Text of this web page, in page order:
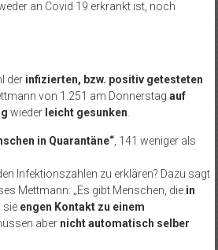
an Covid 19 erkrankt ist, noch
der infizierten, bzw. positiv getesteten
von 1.251 am Donnerstag auf
wiederleicht gesunken
in Quarantäne“, 141 weniger als
Infektionszahlen zu erklären? Dazu sagt
Mettmann: „Es gibt Menschen, die in
sie engen Kontakt zu einem
aber nicht automatisch selber